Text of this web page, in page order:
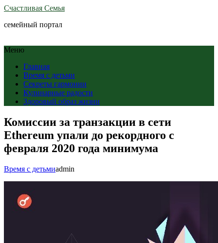
Счастливая Семья
семейный портал
Меню
Главная
Время с детьми
Секреты гармонии
Кулинарные радости
Здоровый образ жизни
Комиссии за транзакции в сети
Ethereum упали до рекордного с
февраля 2020 года минимума
Время с детьмиadmin